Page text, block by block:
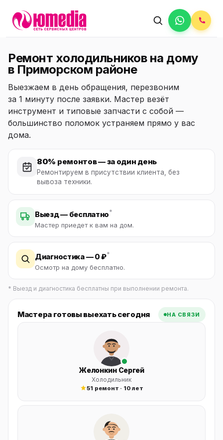
Ремонт холодильников на дому
в Приморском районе
Выезжаем в день обращения, перезвоним
за 1 минуту после заявки. Мастер везёт
инструмент и типовые запчасти с собой —
большинство поломок устраняем прямо у вас
дома.
80% ремонтов — за один день
Ремонтируем в присутствии клиента, без
вывоза техники.
Выезд — бесплатно*
Мастер приедет к вам на дом.
Диагностика — 0 ₽*
Осмотр на дому бесплатно.
* Выезд и диагностика бесплатны при выполнении ремонта.
Мастера готовы выехать сегодня НА СВЯЗИ
Желонкин Сергей
Холодильник
51 ремонт · 10 лет